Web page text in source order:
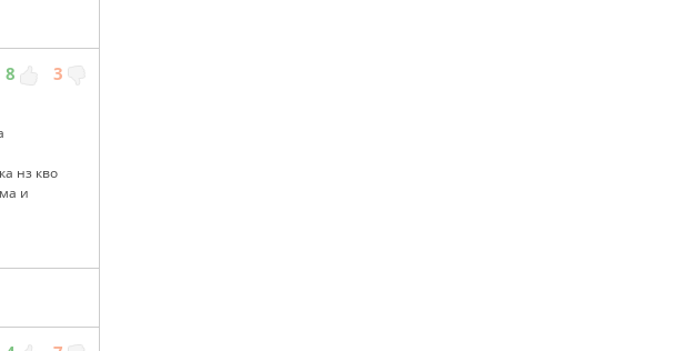
8 3
нз кво
и